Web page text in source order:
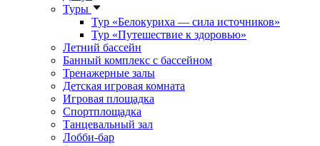
Туры
Тур «Белокуриха — сила источников»
Тур «Путешествие к здоровью»
Летний бассейн
Банный комплекс с бассейном
Тренажерные залы
Детская игровая комната
Игровая площадка
Спортплощадка
Танцевальный зал
Лобби-бар